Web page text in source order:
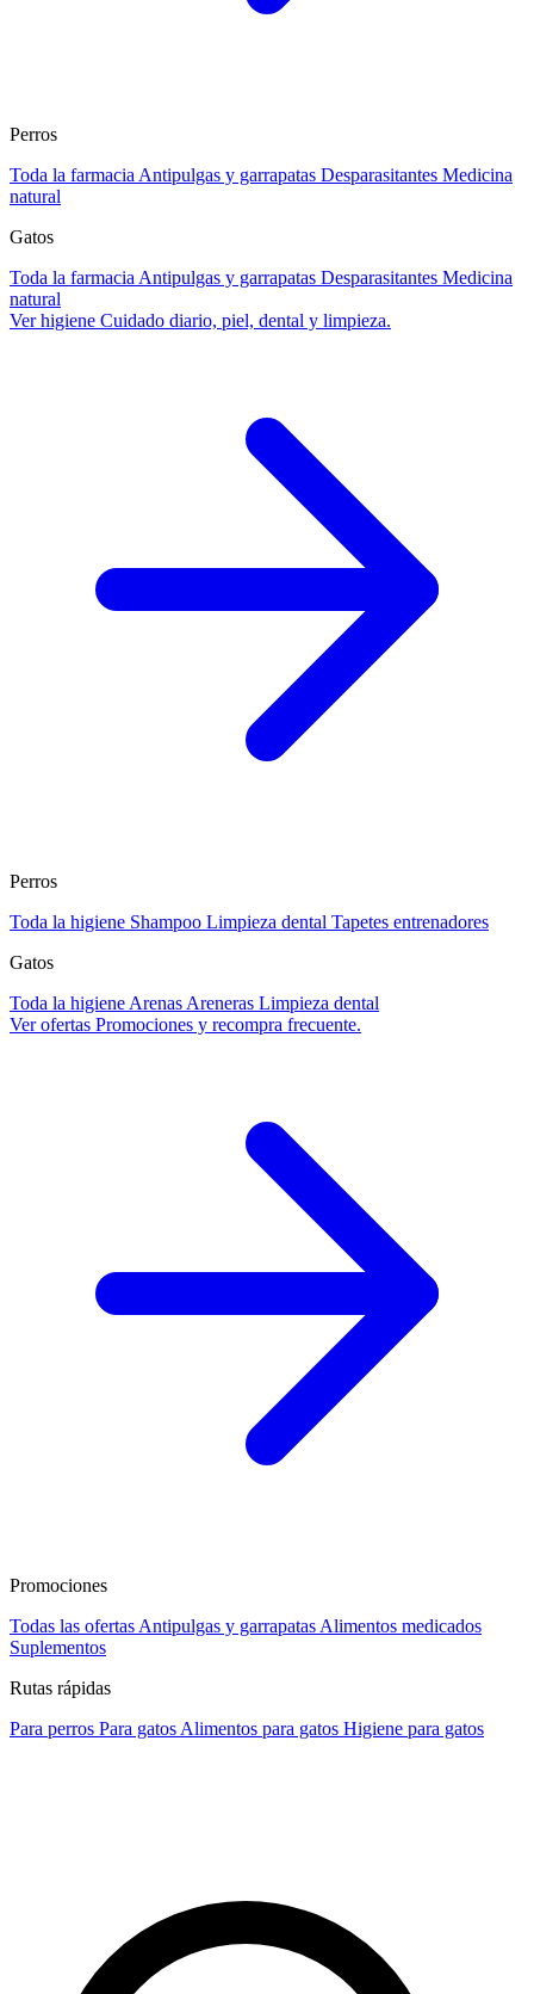
Perros
Toda la farmacia Antipulgas y garrapatas Desparasitantes Medicina
natural
Gatos
Toda la farmacia Antipulgas y garrapatas Desparasitantes Medicina
natural
Ver higiene Cuidado diario, piel, dental y limpieza.
Perros
Toda la higiene Shampoo Limpieza dental Tapetes entrenadores
Gatos
Toda la higiene Arenas Areneras Limpieza dental
Ver ofertas Promociones y recompra frecuente.
Promociones
Todas las ofertas Antipulgas y garrapatas Alimentos medicados
Suplementos
Rutas rápidas
Para perros Para gatos Alimentos para gatos Higiene para gatos